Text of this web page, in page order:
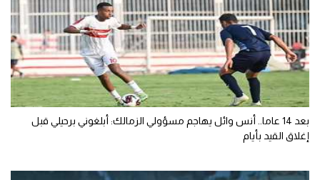
بعد 14 عاما.. أنس وائل يهاجم مسؤولي الزمالك: أبلغوني برحيلي قبل
إغلاق القيد بأيام